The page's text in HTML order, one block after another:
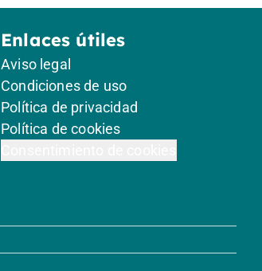
Enlaces útiles
Aviso legal
Condiciones de uso
Política de privacidad
Política de cookies